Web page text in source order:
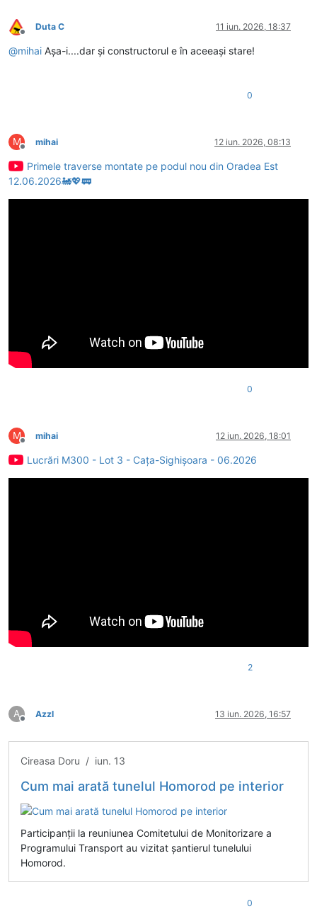
Deconectat
Duta C 11 iun. 2026, 18:37
@mihai Așa-i....dar și constructorul e în aceeași stare!
0
M
Deconectat
mihai 12 iun. 2026, 08:13
Primele traverse montate pe podul nou din Oradea Est
12.06.2026🚂💖🚃
0
M
Deconectat
mihai 12 iun. 2026, 18:01
Lucrări M300 - Lot 3 - Caţa-Sighişoara - 06.2026
2
A
Deconectat
Azzl 13 iun. 2026, 16:57
Cireasa Doru / iun. 13
Cum mai arată tunelul Homorod pe interior
Participanții la reuniunea Comitetului de Monitorizare a
Programului Transport au vizitat șantierul tunelului
Homorod.
0